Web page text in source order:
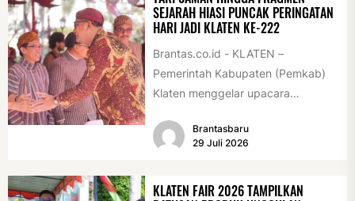
SEJARAH HIASI PUNCAK PERINGATAN
HARI JADI KLATEN KE-222
Brantas.co.id - KLATEN –
Pemerintah Kabupaten (Pemkab)
Klaten menggelar upacara
di Alun-alun Klaten, Selasa
(28/7/2026)....
Brantasbaru
29 Juli 2026
KLATEN FAIR 2026 TAMPILKAN